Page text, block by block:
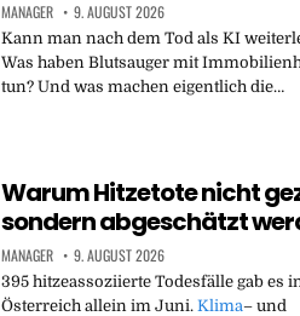
MANAGER 9. AUGUST 2026
Kann man nach dem Tod als KI
Was haben Blutsauger mit
tun? Und was machen eigentlich die…
Warum Hitzetote nicht
sondern abgeschätzt
MANAGER 9. AUGUST 2026
395 hitzeassoziierte Todesfälle gab es
Österreich allein im Juni. Klima– und